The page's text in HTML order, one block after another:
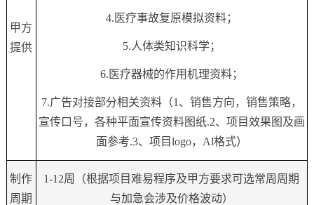
甲方
提供
4.医疗事故复原模拟资料；
5.人体类知识科学；
6.医疗器械的作用机理资料；
7.广告对接部分相关资料（1、销售方向，销售策略，
宣传口号，各种平面宣传资料图纸.2、项目效果图及画
面参考.3、项目logo，Al格式）
制作
周期
1-12周（根据项目难易程序及甲方要求可选常周周期
与加急会涉及价格波动）